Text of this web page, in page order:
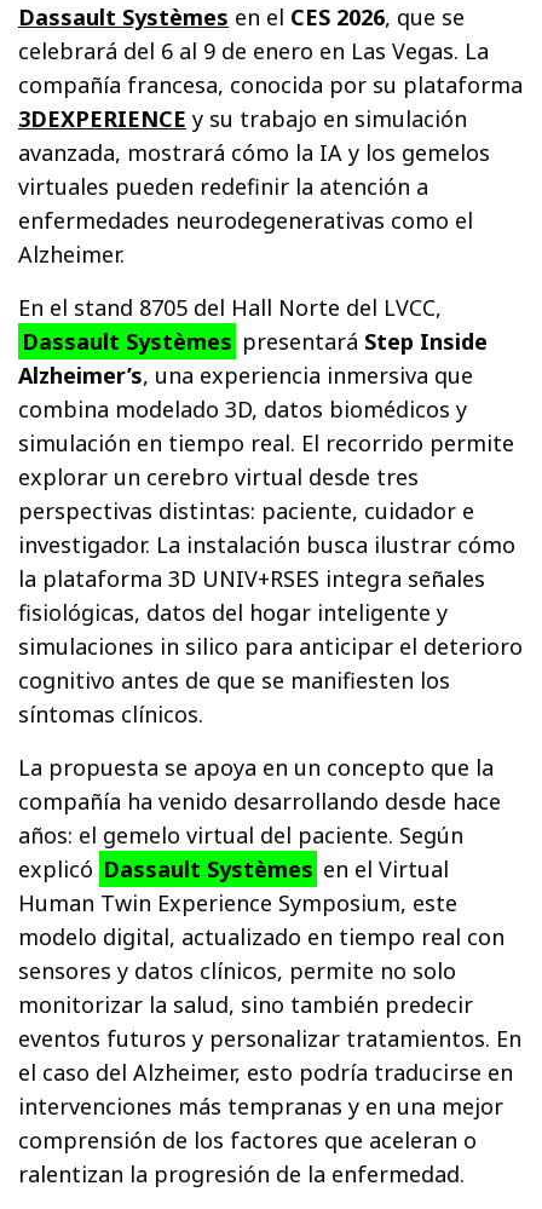
Dassault Systèmes en el CES 2026, que se
celebrará del 6 al 9 de enero en Las Vegas. La
compañía francesa, conocida por su plataforma
3DEXPERIENCE y su trabajo en simulación
avanzada, mostrará cómo la IA y los gemelos
virtuales pueden redefinir la atención a
enfermedades neurodegenerativas como el
Alzheimer.
En el stand 8705 del Hall Norte del LVCC,
Dassault Systèmes presentará Step Inside
Alzheimer’s, una experiencia inmersiva que
combina modelado 3D, datos biomédicos y
simulación en tiempo real. El recorrido permite
explorar un cerebro virtual desde tres
perspectivas distintas: paciente, cuidador e
investigador. La instalación busca ilustrar cómo
la plataforma 3D UNIV+RSES integra señales
fisiológicas, datos del hogar inteligente y
simulaciones in silico para anticipar el deterioro
cognitivo antes de que se manifiesten los
síntomas clínicos.
La propuesta se apoya en un concepto que la
compañía ha venido desarrollando desde hace
años: el gemelo virtual del paciente. Según
explicó Dassault Systèmes en el Virtual
Human Twin Experience Symposium, este
modelo digital, actualizado en tiempo real con
sensores y datos clínicos, permite no solo
monitorizar la salud, sino también predecir
eventos futuros y personalizar tratamientos. En
el caso del Alzheimer, esto podría traducirse en
intervenciones más tempranas y en una mejor
comprensión de los factores que aceleran o
ralentizan la progresión de la enfermedad.